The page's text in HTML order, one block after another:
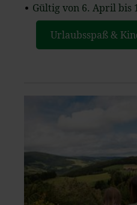
Gültig von 6. April bis
Urlaubsspaß &